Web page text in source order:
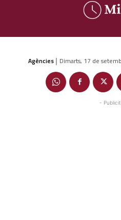
Agències | Dimarts, 17 de
-